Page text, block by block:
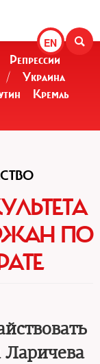
EN
Репрессии
/
Украина
Кремль
ПО
Ларичева